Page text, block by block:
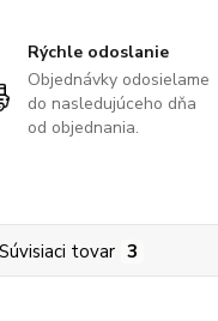
Rýchle odoslanie
Objednávky odosielame
do nasledujúceho dňa
od objednania.
Súvisiaci tovar 3